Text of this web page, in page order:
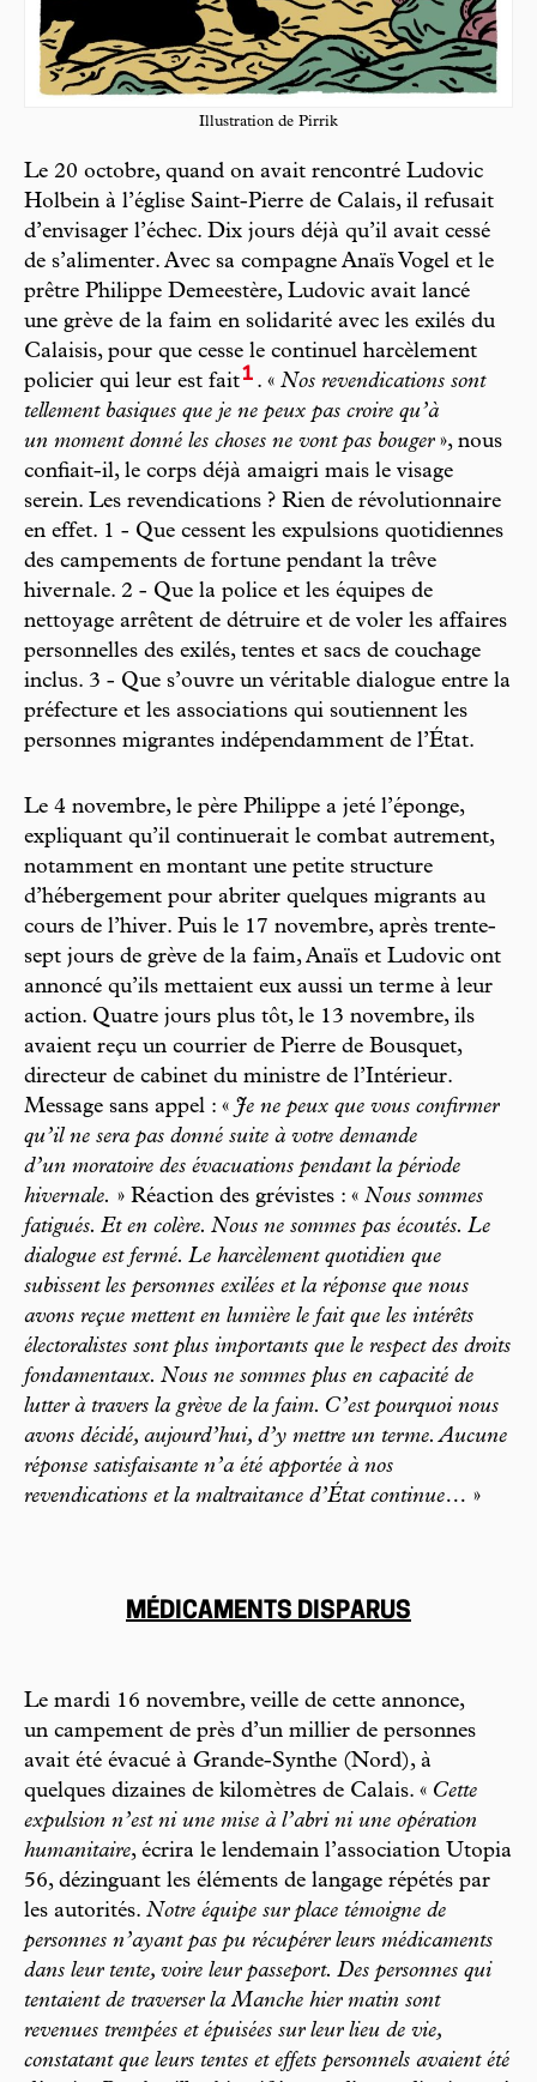
Illustration de Pirrik
Le 20 octobre, quand on avait rencontré Ludovic
Holbein à l’église Saint-Pierre de Calais, il refusait
d’envisager l’échec. Dix jours déjà qu’il avait cessé
de s’alimenter. Avec sa compagne Anaïs Vogel et le
prêtre Philippe Demeestère, Ludovic avait lancé
une grève de la faim en solidarité avec les exilés du
Calaisis, pour que cesse le continuel harcèlement
policier qui leur est fait1 . « Nos revendications sont
tellement basiques que je ne peux pas croire qu’à
un moment donné les choses ne vont pas bouger», nous
confiait-il, le corps déjà amaigri mais le visage
serein. Les revendications ? Rien de révolutionnaire
en effet. 1 - Que cessent les expulsions quotidiennes
des campements de fortune pendant la trêve
hivernale. 2 - Que la police et les équipes de
nettoyage arrêtent de détruire et de voler les affaires
personnelles des exilés, tentes et sacs de couchage
inclus. 3 - Que s’ouvre un véritable dialogue entre la
préfecture et les associations qui soutiennent les
personnes migrantes indépendamment de l’État.
Le 4 novembre, le père Philippe a jeté l’éponge,
expliquant qu’il continuerait le combat autrement,
notamment en montant une petite structure
d’hébergement pour abriter quelques migrants au
cours de l’hiver. Puis le 17 novembre, après trente-
sept jours de grève de la faim, Anaïs et Ludovic ont
annoncé qu’ils mettaient eux aussi un terme à leur
action. Quatre jours plus tôt, le 13 novembre, ils
avaient reçu un courrier de Pierre de Bousquet,
directeur de cabinet du ministre de l’Intérieur.
Message sans appel : « Je ne peux que vous confirmer
qu’il ne sera pas donné suite à votre demande
d’un moratoire des évacuations pendant la période
hivernale. » Réaction des grévistes : « Nous sommes
fatigués. Et en colère. Nous ne sommes pas écoutés. Le
dialogue est fermé. Le harcèlement quotidien que
subissent les personnes exilées et la réponse que nous
avons reçue mettent en lumière le fait que les intérêts
électoralistes sont plus importants que le respect des droits
fondamentaux. Nous ne sommes plus en capacité de
lutter à travers la grève de la faim. C’est pourquoi nous
avons décidé, aujourd’hui, d’y mettre un terme. Aucune
réponse satisfaisante n’a été apportée à nos
revendications et la maltraitance d’État continue… »
MÉDICAMENTS DISPARUS
Le mardi 16 novembre, veille de cette annonce,
un campement de près d’un millier de personnes
avait été évacué à Grande-Synthe (Nord), à
quelques dizaines de kilomètres de Calais. « Cette
expulsion n’est ni une mise à l’abri ni une opération
humanitaire, écrira le lendemain l’association Utopia
56, dézinguant les éléments de langage répétés par
les autorités. Notre équipe sur place témoigne de
personnes n’ayant pas pu récupérer leurs médicaments
dans leur tente, voire leur passeport. Des personnes qui
tentaient de traverser la Manche hier matin sont
revenues trempées et épuisées sur leur lieu de vie,
constatant que leurs tentes et effets personnels avaient été